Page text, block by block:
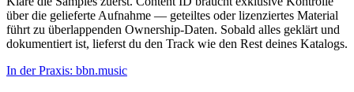
über die gelieferte Aufnahme — geteiltes oder lizenziertes Material
führt zu überlappenden Ownership-Daten. Sobald alles geklärt und
dokumentiert ist, lieferst du den Track wie den Rest deines Katalogs.
In der Praxis: bbn.music